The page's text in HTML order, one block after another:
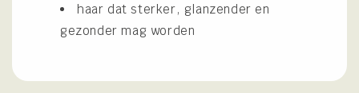
haar dat sterker, glanzender en
gezonder mag worden